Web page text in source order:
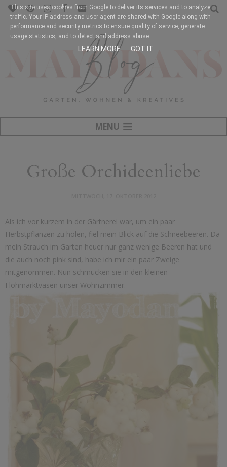
MENU
Große Orchideenliebe
Als ich vor kurzem in der Gärtnerei war, um ein paar
Herbstpflanzen zu holen, fiel mein Blick auf die Schneebeeren. Da
mein Strauch im Garten heuer nur ganz wenige Beeren hat und
die auch noch pink sind, habe ich mir ein paar Zweige
mitgenommen. Nun schmücken sie in den kleinen
Flohmarktvasen unser Wohnzimmer.
This site uses cookies from Google to deliver its services and to analyze
traffic. Your IP address and user-agent are shared with Google along with
performance and security metrics to ensure quality of service, generate
usage statistics, and to detect and address abuse.
LEARN MORE GOT IT